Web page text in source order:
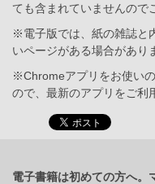
ても含まれていませんので
※電子版では、紙の雑誌と
いページがある場合があり
※Chromeアプリをお使い
ので、最新のアプリをご利
電子書籍は初めての方へ。